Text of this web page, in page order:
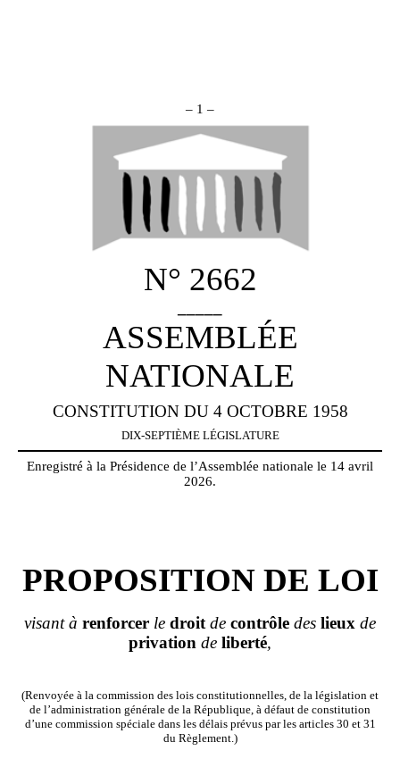
– 1 –
N° 2662
ASSEMBLÉE
NATIONALE
CONSTITUTION DU 4 OCTOBRE 1958
DIX-SEPTIÈME LÉGISLATURE
Enregistré à la Présidence de l’Assemblée nationale le 14 avril
2026.
PROPOSITION DE LOI
visant à renforcer le droitde contrôle des lieux de
privation de liberté,
(Renvoyée à la commission des lois constitutionnelles, de la législation et
de l’administration générale de la République, à défaut de constitution
d’une commission spéciale dans les délais prévus par les articles 30 et 31
du Règlement.)